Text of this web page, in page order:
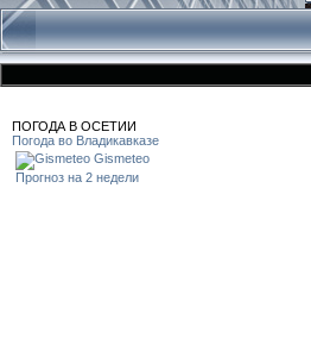
ПОГОДА В ОСЕТИИ
Погода во Владикавказе
Gismeteo
Прогноз на 2 недели